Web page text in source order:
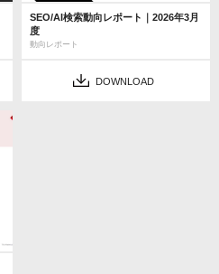
SEO/AI検索動向レポート｜2026年3月
度
動向レポート
DOWNLOAD